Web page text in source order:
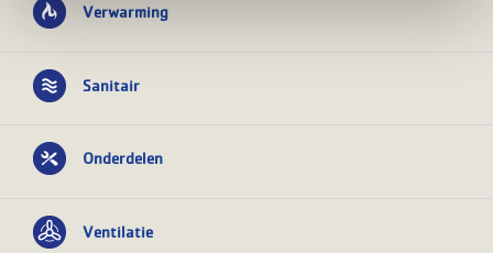
Verwarming
Sanitair
Onderdelen
Ventilatie